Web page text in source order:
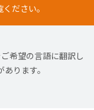
ください。
希望の言語に翻訳し
ります。